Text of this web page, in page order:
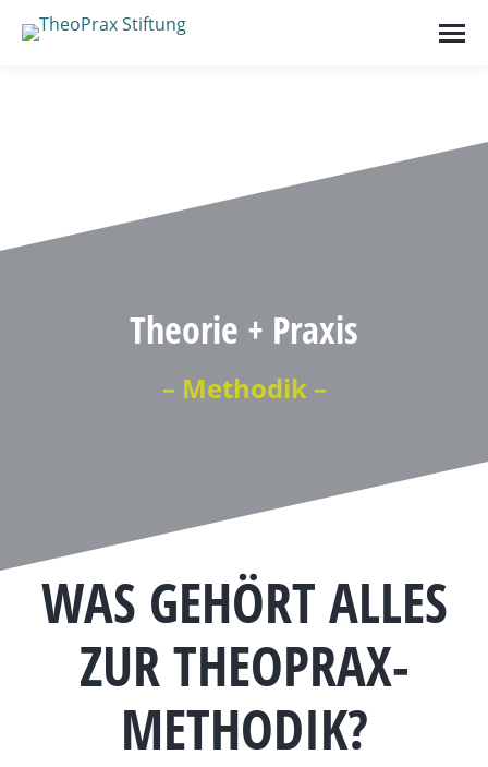
Theorie + Praxis
– Methodik –
WAS GEHÖRT ALLES
ZUR THEOPRAX-
METHODIK?